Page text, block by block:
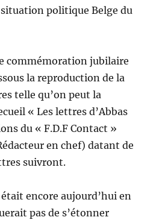
politique Belge du
commémoration jubilaire
la reproduction de la
telle qu’on peut la
« Les lettres d’Abbas
du « F.D.F Contact »
en chef) datant de
suivront.
encore aujourd’hui en
pas de s’étonner